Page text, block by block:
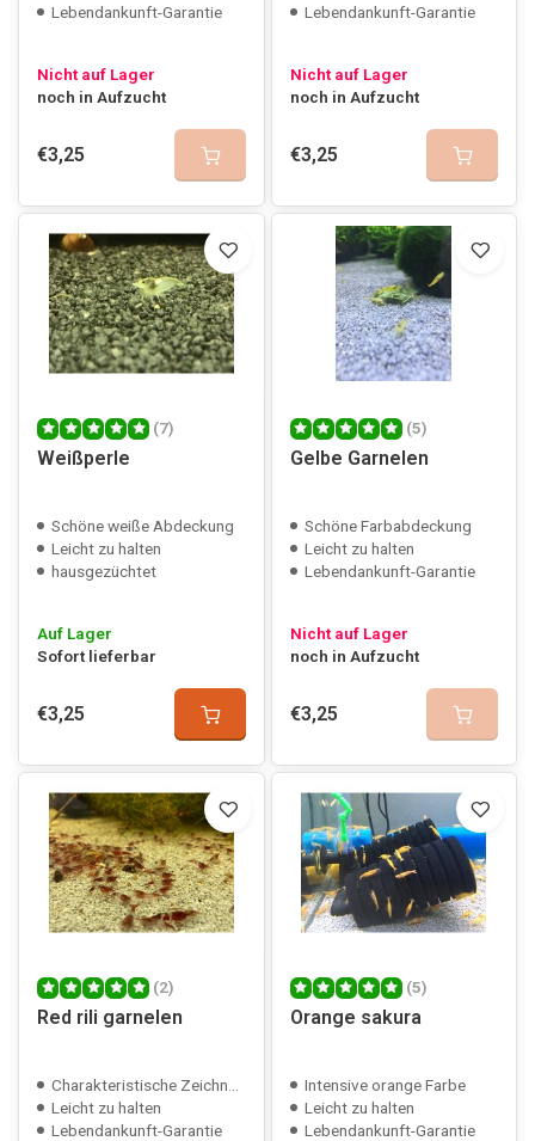
Lebendankunft-Garantie
Nicht auf Lager
noch in Aufzucht
€3,25
Lebendankunft-Garantie
Nicht auf Lager
noch in Aufzucht
€3,25
(7)
Weißperle
Schöne weiße Abdeckung
Leicht zu halten
hausgezüchtet
Auf Lager
Sofort lieferbar
€3,25
(5)
Gelbe Garnelen
Schöne Farbabdeckung
Leicht zu halten
Lebendankunft-Garantie
Nicht auf Lager
noch in Aufzucht
€3,25
(2)
Red rili garnelen
Charakteristische Zeichnung
Leicht zu halten
Lebendankunft-Garantie
(5)
Orange sakura
Intensive orange Farbe
Leicht zu halten
Lebendankunft-Garantie